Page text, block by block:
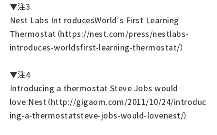
▼注3
Nest Labs Int roducesWorld’s First Learning
Thermostat（https://nest.com/press/nestlabs-
introduces-worldsfirst-learning-thermostat/）
▼注4
Introducing a thermostat Steve Jobs would
love:Nest（http://gigaom.com/2011/10/24/introduc
ing-a-thermostatsteve-jobs-would-lovenest/）